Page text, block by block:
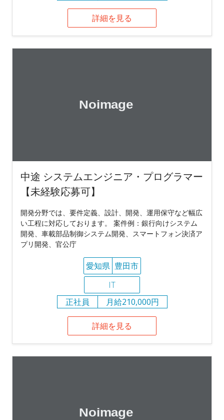
詳細を見る
中途 システムエンジニア・プログラマー
【未経験応募可】
開発分野では、要件定義、設計、開発、運用保守など幅広
い工程に対応しております。 案件例：銀行向けシステム
開発、車載部品制御システム開発、スマートフォン決済ア
プリ開発、官公庁
愛知県 豊田市
IT
正社員
月給210,000円
詳細を見る